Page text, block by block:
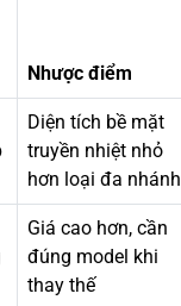
Nhược điểm
Diện tích bề mặt
truyền nhiệt nhỏ
hơn loại đa nhánh
Giá cao hơn, cần
đúng model khi
thay thế